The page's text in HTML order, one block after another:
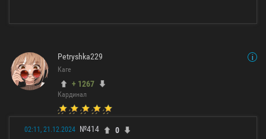
Petryshka229
Каге
+ 1267
Кардинал
02:11, 21.12.2024 №414 0